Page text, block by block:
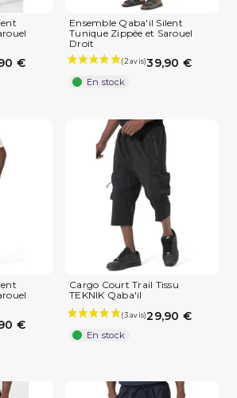
€
Ensemble Qaba'il Silent
Tunique Zippée et Sarouel
Droit
39,90 €
En stock
€
Cargo Court Trail Tissu
TEKNIK Qaba'il
29,90 €
En stock